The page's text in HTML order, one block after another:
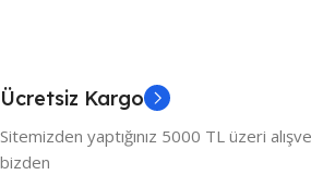
Ücretsiz Kargo
Sitemizden yaptığınız 5000 TL üzeri
bizden